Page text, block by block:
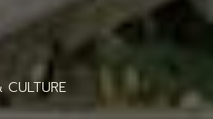
CULTURE